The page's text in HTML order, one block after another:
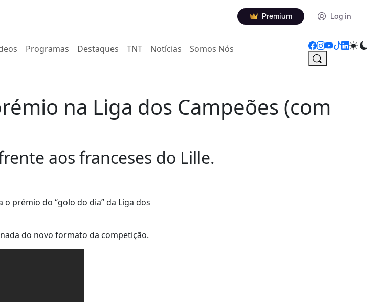
Premium Log in
Programas Destaques TNT Notícias Somos Nós
na Liga dos Campeões (com
aos franceses do Lille.
prémio do “golo do dia” da Liga dos
do novo formato da competição.